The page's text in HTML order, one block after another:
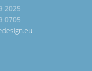
2025
0705